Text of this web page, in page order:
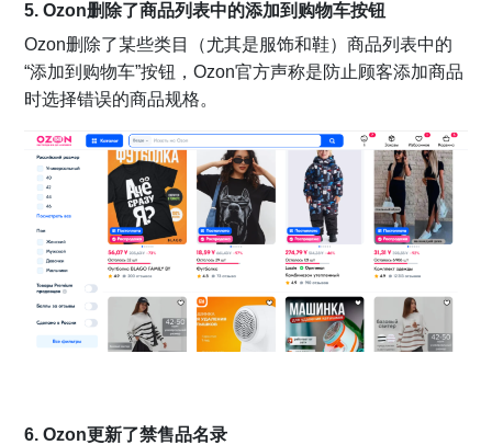
5. Ozon删除了商品列表中的添加到购物车按钮
Ozon删除了某些类目（尤其是服饰和鞋）商品列表中的
“添加到购物车”按钮，Ozon官方声称是防止顾客添加商品
时选择错误的商品规格。
6. Ozon更新了禁售品名录